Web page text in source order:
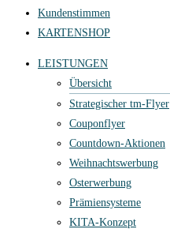
Kundenstimmen
KARTENSHOP
LEISTUNGEN
Übersicht
Strategischer tm-Flyer
Couponflyer
Countdown-Aktionen
Weihnachtswerbung
Osterwerbung
Prämiensysteme
KITA-Konzept